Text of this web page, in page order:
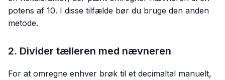
potens af 10. I disse tilfælde bør du bruge den anden
metode.
2. Divider tælleren med nævneren
For at omregne enhver brøk til et decimaltal manuelt,